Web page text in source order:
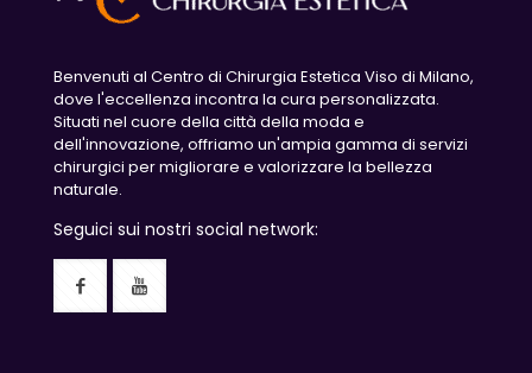
Benvenuti al Centro di Chirurgia Estetica Viso di Milano,
dove l'eccellenza incontra la cura personalizzata.
Situati nel cuore della città della moda e
dell'innovazione, offriamo un'ampia gamma di servizi
chirurgici per migliorare e valorizzare la bellezza
naturale.
Seguici sui nostri social network: